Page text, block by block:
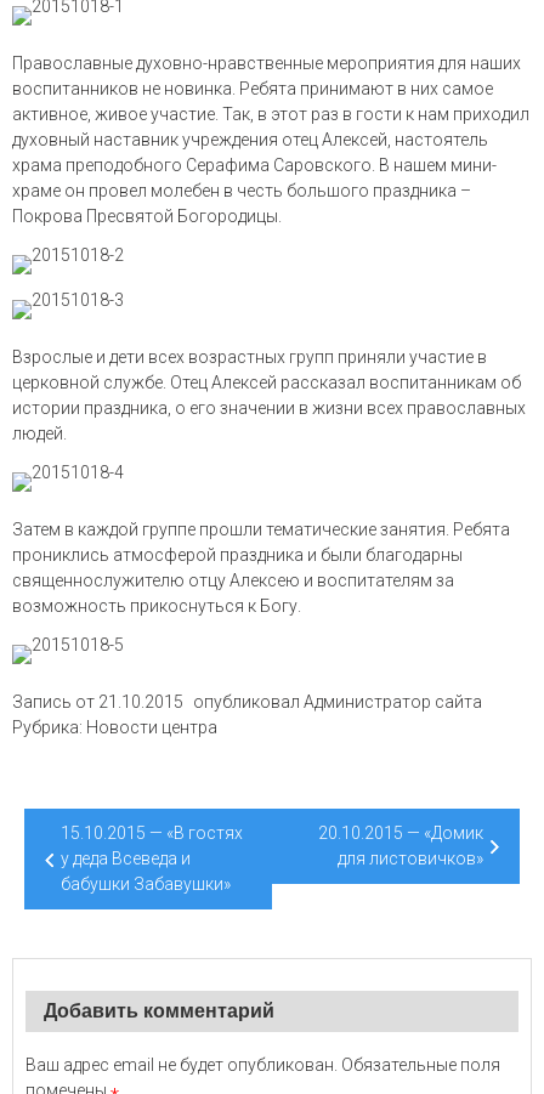
Православные духовно-нравственные мероприятия для наших
воспитанников не новинка. Ребята принимают в них самое
активное, живое участие. Так, в этот раз в гости к нам приходил
духовный наставник учреждения отец Алексей, настоятель
храма преподобного Серафима Саровского. В нашем мини-
храме он провел молебен в честь большого праздника –
Покрова Пресвятой Богородицы.
Взрослые и дети всех возрастных групп приняли участие в
церковной службе. Отец Алексей рассказал воспитанникам об
истории праздника, о его значении в жизни всех православных
людей.
Затем в каждой группе прошли тематические занятия. Ребята
прониклись атмосферой праздника и были благодарны
священнослужителю отцу Алексею и воспитателям за
возможность прикоснуться к Богу.
Запись от 21.10.2015 опубликовал Администратор сайта
Рубрика: Новости центра
Навигация
записям
15.10.2015 — «В гостях
у деда Всеведа и
бабушки Забавушки»
20.10.2015 — «Домик
для листовичков»
Добавить комментарий
Ваш адрес email не будет опубликован. Обязательные поля
помечены